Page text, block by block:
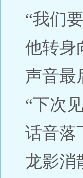
“我们
他转身
声音最
“下次
话音落
龙影消